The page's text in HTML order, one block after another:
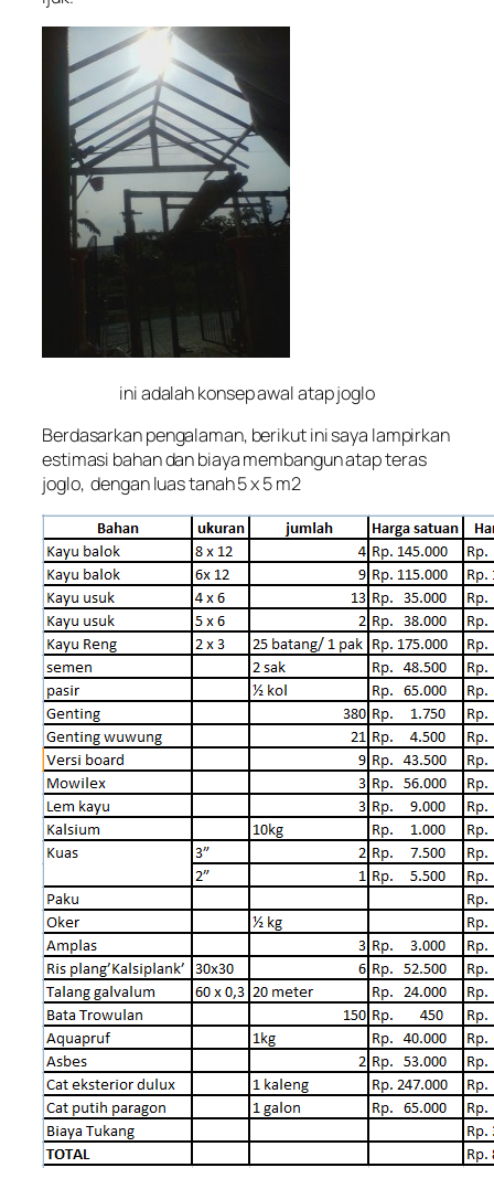
ini adalah konsep awal atap joglo
Berdasarkan pengalaman, berikut ini saya lampirkan
estimasi bahan dan biaya membangun atap teras
joglo, dengan luas tanah 5 x 5 m2